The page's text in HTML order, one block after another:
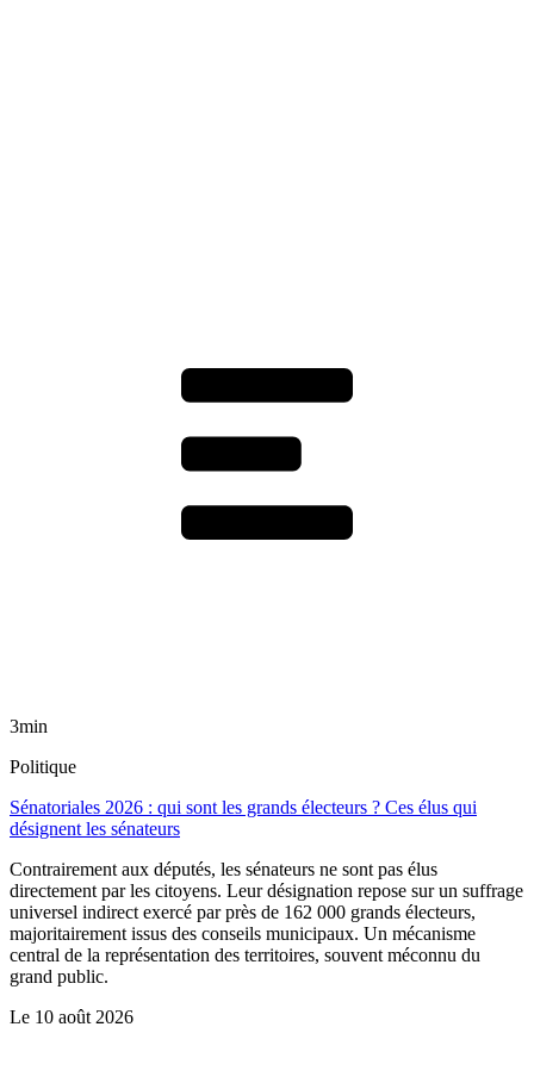
3min
Politique
Sénatoriales 2026 : qui sont les grands électeurs ? Ces élus qui
désignent les sénateurs
Contrairement aux députés, les sénateurs ne sont pas élus
directement par les citoyens. Leur désignation repose sur un suffrage
universel indirect exercé par près de 162 000 grands électeurs,
majoritairement issus des conseils municipaux. Un mécanisme
central de la représentation des territoires, souvent méconnu du
grand public.
Le 10 août 2026